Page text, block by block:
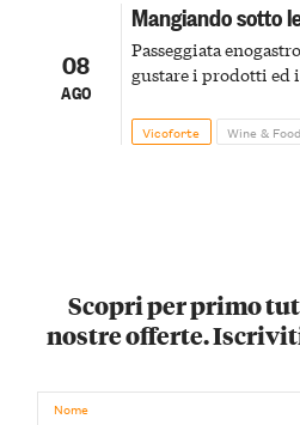
08
AGO
Mangiando sotto
Passeggiata
gustare i prodotti
Vicoforte Wine & Food
Scopri per primo
nostre offerte.
Nome